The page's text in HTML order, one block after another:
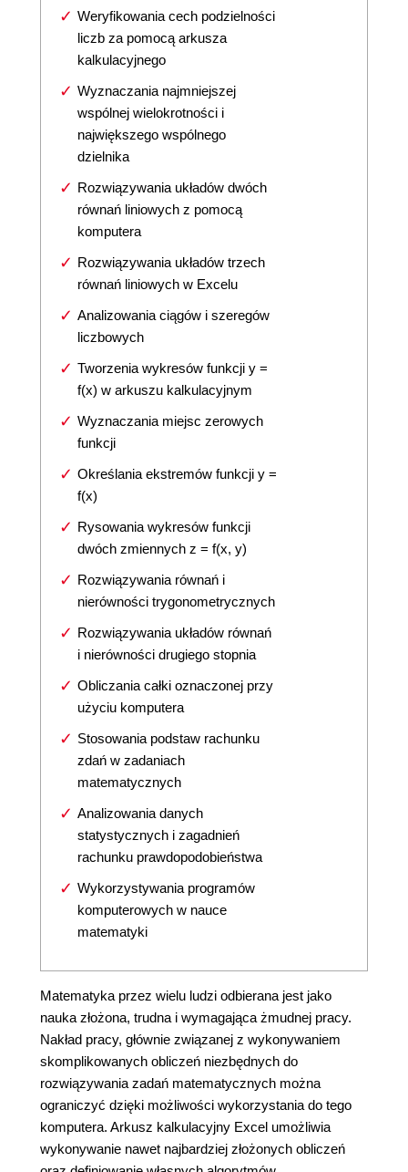
Weryfikowania cech podzielności
liczb za pomocą arkusza
kalkulacyjnego
Wyznaczania najmniejszej
wspólnej wielokrotności i
największego wspólnego
dzielnika
Rozwiązywania układów dwóch
równań liniowych z pomocą
komputera
Rozwiązywania układów trzech
równań liniowych w Excelu
Analizowania ciągów i szeregów
liczbowych
Tworzenia wykresów funkcji y =
f(x) w arkuszu kalkulacyjnym
Wyznaczania miejsc zerowych
funkcji
Określania ekstremów funkcji y =
f(x)
Rysowania wykresów funkcji
dwóch zmiennych z = f(x, y)
Rozwiązywania równań i
nierówności trygonometrycznych
Rozwiązywania układów równań
i nierówności drugiego stopnia
Obliczania całki oznaczonej przy
użyciu komputera
Stosowania podstaw rachunku
zdań w zadaniach
matematycznych
Analizowania danych
statystycznych i zagadnień
rachunku prawdopodobieństwa
Wykorzystywania programów
komputerowych w nauce
matematyki
Matematyka przez wielu ludzi odbierana jest jako
nauka złożona, trudna i wymagająca żmudnej pracy.
Nakład pracy, głównie związanej z wykonywaniem
skomplikowanych obliczeń niezbędnych do
rozwiązywania zadań matematycznych można
ograniczyć dzięki możliwości wykorzystania do tego
komputera. Arkusz kalkulacyjny Excel umożliwia
wykonywanie nawet najbardziej złożonych obliczeń